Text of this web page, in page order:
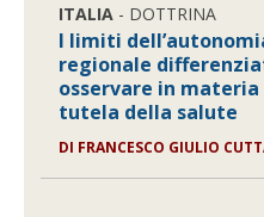
ITALIA - DOTTRINA
I limiti
regionale
osservare in materia
tutela della salute
DI FRANCESCO GIULIO